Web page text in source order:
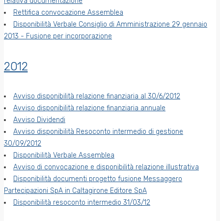
Rettifica convocazione Assemblea
Disponibilità Verbale Consiglio di Amministrazione 29 gennaio
2013 - Fusione per incorporazione
2012
Avviso disponibilità relazione finanziaria al 30/6/2012
Avviso disponibilità relazione finanziaria annuale
Avviso Dividendi
Avviso disponibilità Resoconto intermedio di gestione
30/09/2012
Disponibilità Verbale Assemblea
Avviso di convocazione e disponibilità relazione illustrativa
Disponibilità documenti progetto fusione Messaggero
Partecipazioni SpA in Caltagirone Editore SpA
Disponibilità resoconto intermedio 31/03/12